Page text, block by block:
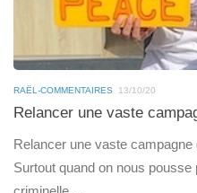
RAËL-COMMENTAIRES 13/10/20
Relancer une vaste
Relancer une vaste
Surtout quand on nous